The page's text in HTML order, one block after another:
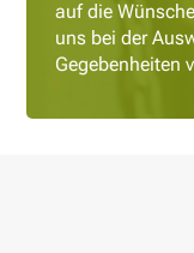
auf die
uns bei der
Gegebenheiten